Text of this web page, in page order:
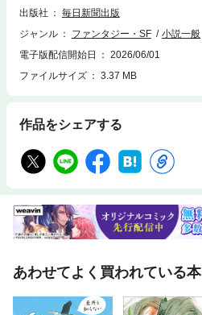
出版社
毎日新聞出版
ジャンル
ファンタジー・SF
小説一般
電子版配信開始日
2026/06/01
ファイルサイズ
3.37 MB
作品をシェアする
あわせてよく買われている本